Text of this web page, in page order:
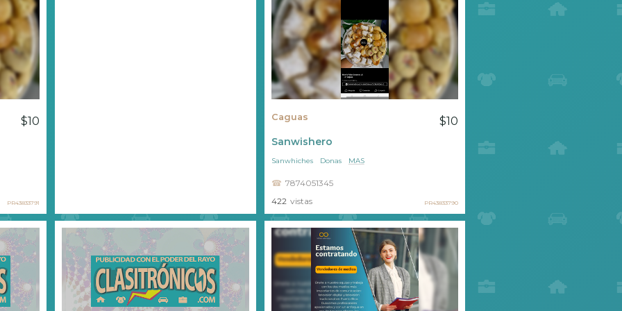
$10
PR43833791
Caguas $10
Sanwishero
7874051345
Sanwhiches Donas MAS
422 vistas PR43833790